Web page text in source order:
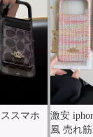
スマホ
激安
風 売れ